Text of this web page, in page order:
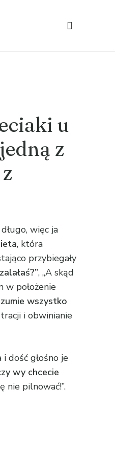
u
z
więc ja
, która
przybiegały
, „A skąd
w położenie
wszystko
i obwinianie
dość głośno je
wy chcecie
nie pilnować!”.